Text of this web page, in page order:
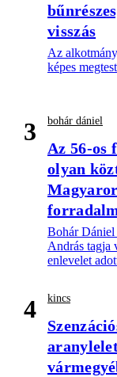
visszás
Az
képes
3 bohár dániel
Az 56-os
olyan
Bohár Dániel
András tagja
enlevelet
4 kincs